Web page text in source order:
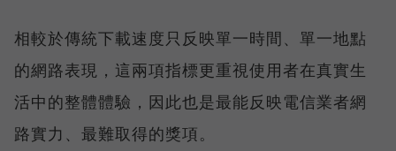
相較於傳統下載速度只反映單一時間、單一地點
的網路表現，這兩項指標更重視使用者在真實生
活中的整體體驗，因此也是最能反映電信業者網
路實力、最難取得的獎項。